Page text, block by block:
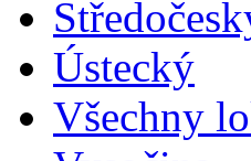
Ústecký
Všechny